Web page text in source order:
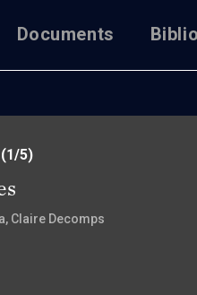
Documents
(1/5)
, Claire Decomps